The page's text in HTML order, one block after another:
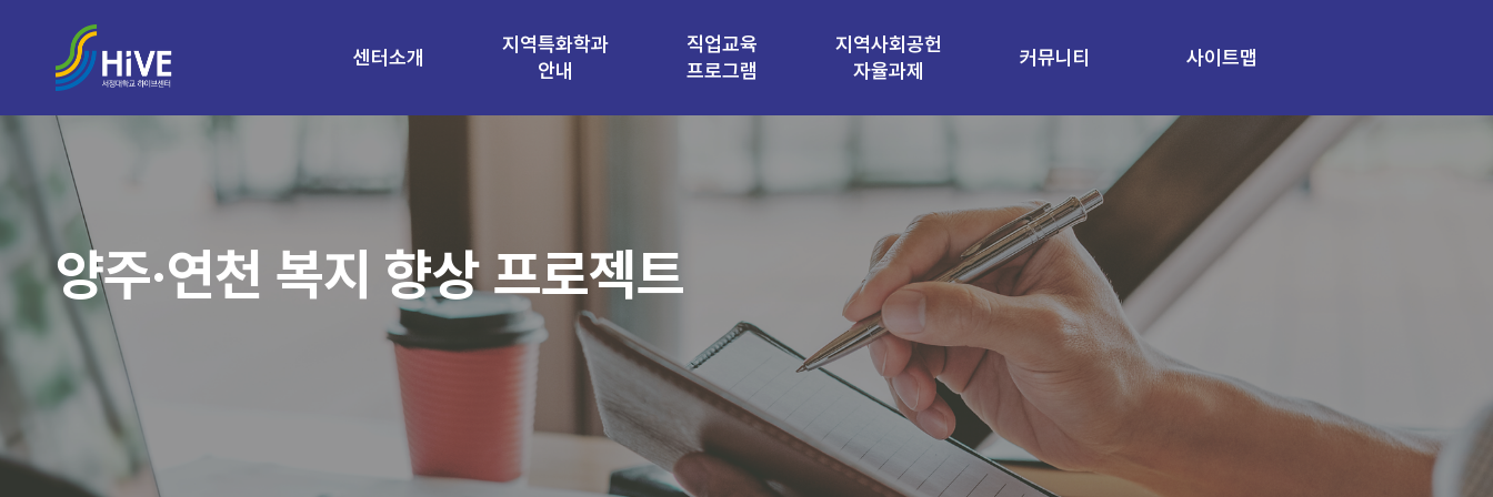
센터소개
지역특화학과
안내
직업교육
프로그램
지역사회공헌
자율과제
커뮤니티 사이트맵
양주·연천 복지 향상 프로젝트